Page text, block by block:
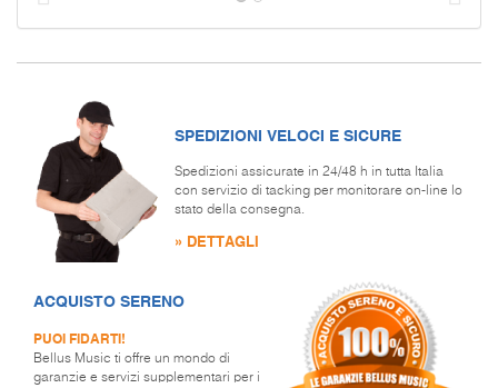
SPEDIZIONI VELOCI E SICURE
Spedizioni assicurate in 24/48 h in tutta Italia
con servizio di tacking per monitorare on-line lo
stato della consegna.
» DETTAGLI
ACQUISTO SERENO
PUOI FIDARTI!
Bellus Music ti offre un mondo di
garanzie e servizi supplementari per i